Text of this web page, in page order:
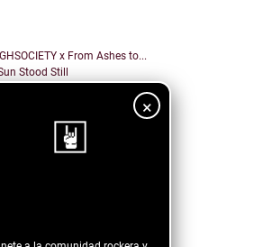
×
x From Ashes to...
Stood Still
I'm Going to Hell
Soul
Cover)
The Body